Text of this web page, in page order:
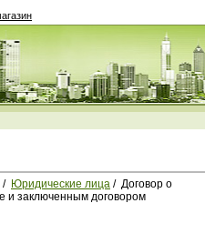
/ Юридические лица / Договор о
и заключенным договором